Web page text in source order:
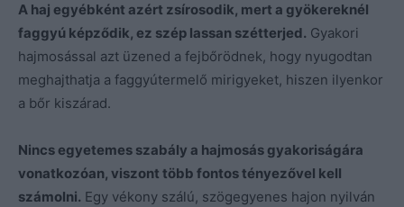
A haj egyébként azért zsírosodik, mert a gyökereknél
faggyú képződik, ez szép lassan szétterjed. Gyakori
hajmosással azt üzened a fejbőrödnek, hogy nyugodtan
meghajthatja a faggyútermelő mirigyeket, hiszen ilyenkor
a bőr kiszárad.
Nincs egyetemes szabály a hajmosás gyakoriságára
vonatkozóan, viszont több fontos tényezővel kell
számolni. Egy vékony szálú, szögegyenes hajon nyilván